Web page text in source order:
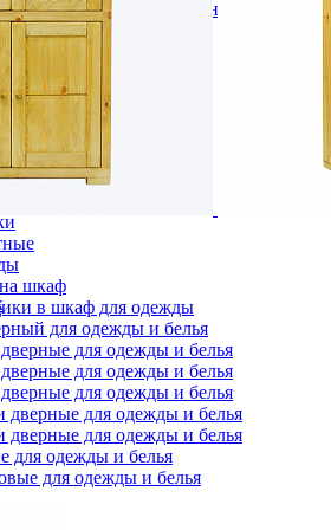
с подъемным
под матрас
шкаф
в шкаф для одежды
для одежды и белья
для одежды и белья
для одежды и белья
для одежды и белья
для одежды и белья
для одежды и белья
для одежды и белья
для одежды и белья